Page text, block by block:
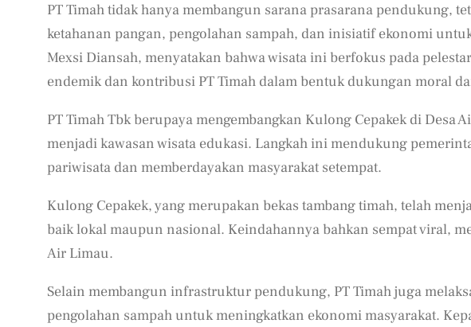
PT Timah tidak hanya membangun sarana prasarana pendukung,
ketahanan pangan, pengolahan sampah, dan inisiatif ekonomi
Mexsi Diansah, menyatakan bahwa wisata ini berfokus pada
endemik dan kontribusi PT Timah dalam bentuk dukungan moral
PT Timah Tbk berupaya mengembangkan Kulong Cepakek di Desa
menjadi kawasan wisata edukasi. Langkah ini mendukung
pariwisata dan memberdayakan masyarakat setempat.
Kulong Cepakek, yang merupakan bekas tambang timah, telah
baik lokal maupun nasional. Keindahannya bahkan sempat viral,
Air Limau.
Selain membangun infrastruktur pendukung, PT Timah juga
pengolahan sampah untuk meningkatkan ekonomi masyarakat.